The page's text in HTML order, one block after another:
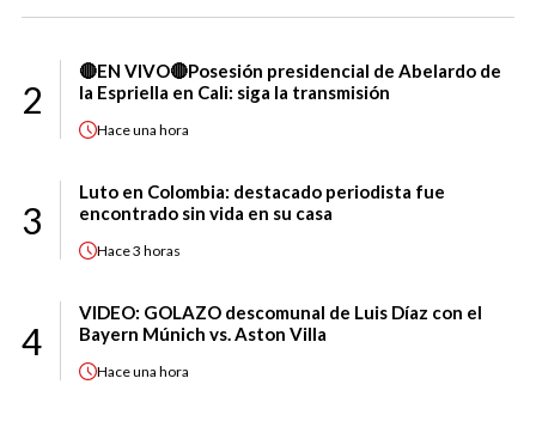
2
🔴EN VIVO🔴Posesión presidencial de Abelardo de
la Espriella en Cali: siga la transmisión
Haceuna hora
3
Luto en Colombia: destacado periodista fue
encontrado sin vida en su casa
Hace3 horas
4
VIDEO: GOLAZO descomunal de Luis Díaz con el
Bayern Múnich vs. Aston Villa
Haceuna hora